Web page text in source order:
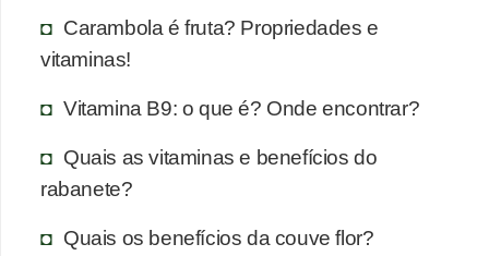
Carambola é fruta? Propriedades e
vitaminas!
Vitamina B9: o que é? Onde encontrar?
Quais as vitaminas e benefícios do
rabanete?
Quais os benefícios da couve flor?